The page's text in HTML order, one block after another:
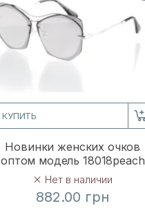
КУПИТЬ
Новинки женских очков
оптом модель 18018peach
Нет в наличии
882.00 грн